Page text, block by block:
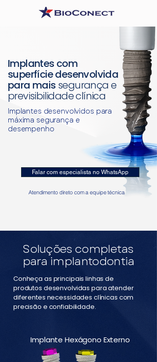
Implantes com
superfície desenvolvida
para mais segurança e
previsibilidade clínica
Implantes desenvolvidos para
máxima segurança e
desempenho
Falar com especialista no WhatsApp
Atendimento direto com a equipe técnica
Soluções completas
para implantodontia
Conheça as principais linhas de
produtos desenvolvidas para atender
diferentes necessidades clínicas com
precisão e confiabilidade.
Implante Hexágono Externo